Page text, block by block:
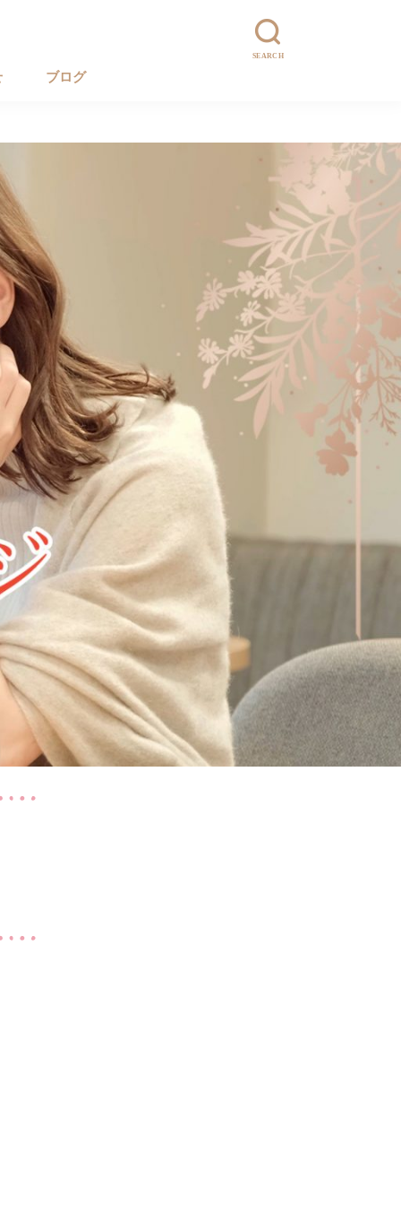
SEARCH
ブログ